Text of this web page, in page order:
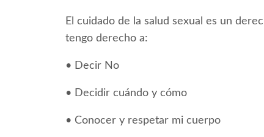
El cuidado de la salud sexual es un
tengo derecho a:
• Decir No
• Decidir cuándo y cómo
• Conocer y respetar mi cuerpo